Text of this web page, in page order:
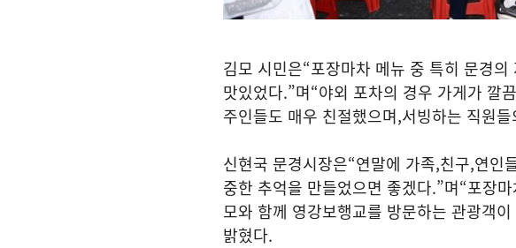
김모 시민은“포장마차 메뉴 중 특히 문경
맛있었다.”며“야외 포차의 경우 가게가 깔
주인들도 매우 친절했으며,서빙하는 직원
신현국 문경시장은“연말에 가족,친구,연인
중한 추억을 만들었으면 좋겠다.”며“포장
모와 함께 영강보행교를 방문하는 관광객
밝혔다.